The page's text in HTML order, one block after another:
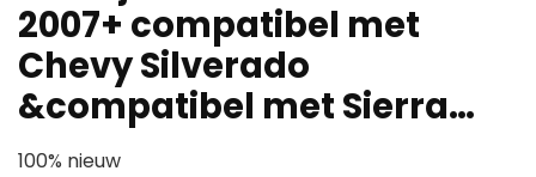
2007+ compatibel met
Chevy Silverado
&compatibel met Sierra…
100% nieuw